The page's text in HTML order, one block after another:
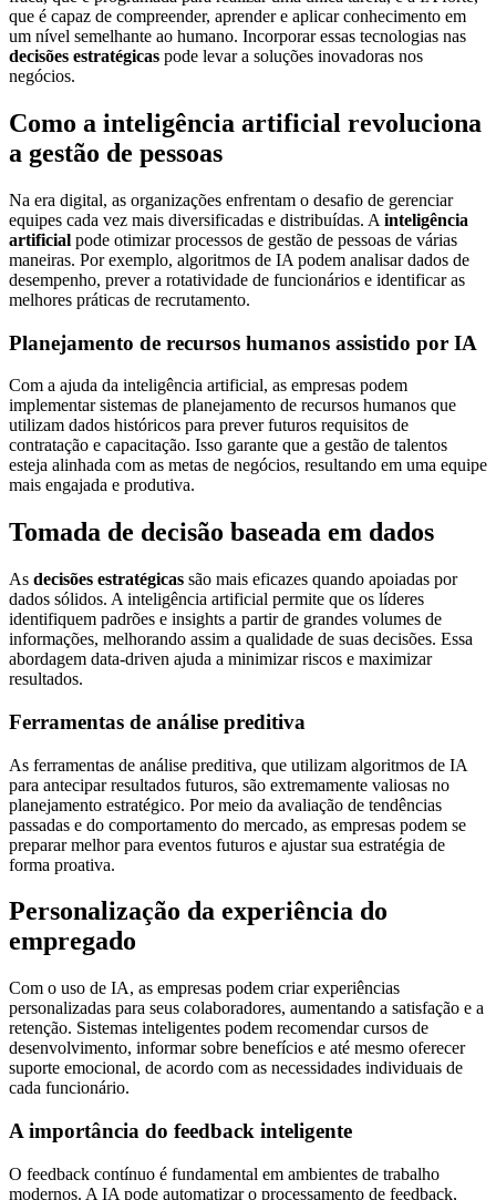
que é capaz de compreender, aprender e aplicar conhecimento em
um nível semelhante ao humano. Incorporar essas tecnologias nas
decisões estratégicas pode levar a soluções inovadoras nos
negócios.
Como a inteligência artificial revoluciona
a gestão de pessoas
Na era digital, as organizações enfrentam o desafio de gerenciar
equipes cada vez mais diversificadas e distribuídas. A inteligência
artificial pode otimizar processos de gestão de pessoas de várias
maneiras. Por exemplo, algoritmos de IA podem analisar dados de
desempenho, prever a rotatividade de funcionários e identificar as
melhores práticas de recrutamento.
Planejamento de recursos humanos assistido por IA
Com a ajuda da inteligência artificial, as empresas podem
implementar sistemas de planejamento de recursos humanos que
utilizam dados históricos para prever futuros requisitos de
contratação e capacitação. Isso garante que a gestão de talentos
esteja alinhada com as metas de negócios, resultando em uma equipe
mais engajada e produtiva.
Tomada de decisão baseada em dados
As decisões estratégicas são mais eficazes quando apoiadas por
dados sólidos. A inteligência artificial permite que os líderes
identifiquem padrões e insights a partir de grandes volumes de
informações, melhorando assim a qualidade de suas decisões. Essa
abordagem data-driven ajuda a minimizar riscos e maximizar
resultados.
Ferramentas de análise preditiva
As ferramentas de análise preditiva, que utilizam algoritmos de IA
para antecipar resultados futuros, são extremamente valiosas no
planejamento estratégico. Por meio da avaliação de tendências
passadas e do comportamento do mercado, as empresas podem se
preparar melhor para eventos futuros e ajustar sua estratégia de
forma proativa.
Personalização da experiência do
empregado
Com o uso de IA, as empresas podem criar experiências
personalizadas para seus colaboradores, aumentando a satisfação e a
retenção. Sistemas inteligentes podem recomendar cursos de
desenvolvimento, informar sobre benefícios e até mesmo oferecer
suporte emocional, de acordo com as necessidades individuais de
cada funcionário.
A importância do feedback inteligente
O feedback contínuo é fundamental em ambientes de trabalho
modernos. A IA pode automatizar o processamento de feedback,